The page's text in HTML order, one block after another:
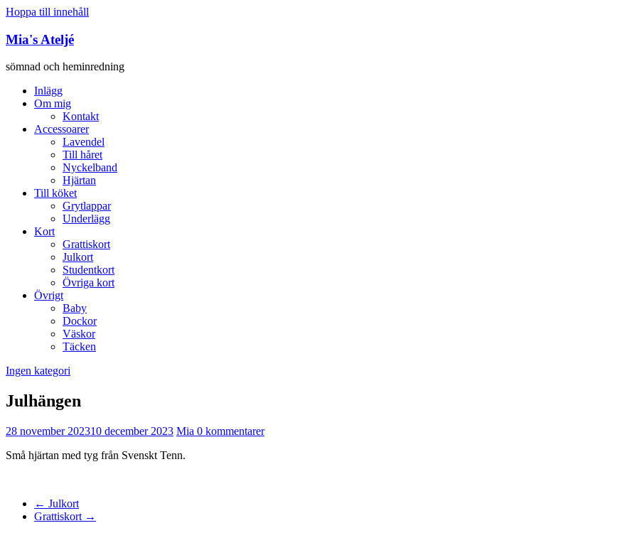
Hoppa till innehåll
Mia's Ateljé
sömnad och heminredning
Inlägg
Om mig
Kontakt
Accessoarer
Lavendel
Till håret
Nyckelband
Hjärtan
Till köket
Grytlappar
Underlägg
Kort
Grattiskort
Julkort
Studentkort
Övriga kort
Övrigt
Baby
Dockor
Väskor
Täcken
Ingen kategori
Julhängen
28 november 202310 december 2023 Mia 0 kommentarer
Små hjärtan med tyg från Svenskt Tenn.
← Julkort
Grattiskort →